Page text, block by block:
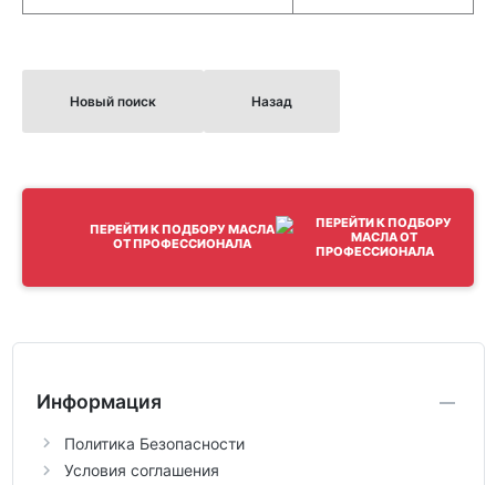
Новый поиск Назад
ПЕРЕЙТИ К ПОДБОРУ МАСЛА
ОТ ПРОФЕССИОНАЛА
Информация
Политика Безопасности
Условия соглашения